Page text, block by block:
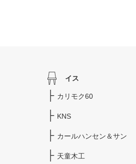
イス
カリモク60
KNS
カールハンセン＆サン
天童木工